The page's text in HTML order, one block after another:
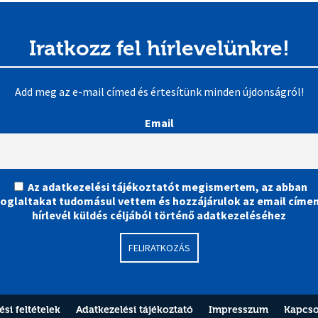
Iratkozz fel hírlevelünkre!
Add meg az e-mail címed és értesítünk minden újdonságról!
Email
Az adatkezelési tájékoztatót megismertem, az abban
tudomásul vettem és hozzájárulok az email
hírlevél küldés céljából történő adatkezeléséhez
feltételek Adatkezelési tájékoztató Impresszum